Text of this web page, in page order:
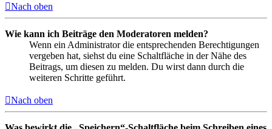
Nach oben
Wie kann ich Beiträge den Moderatoren melden?
Wenn ein Administrator die entsprechenden Berechtigungen
vergeben hat, siehst du eine Schaltfläche in der Nähe des
Beitrags, um diesen zu melden. Du wirst dann durch die
weiteren Schritte geführt.
Nach oben